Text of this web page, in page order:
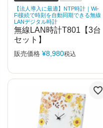
【法人導入に最適】NTP時計｜Wi-
Fi接続で時刻を自動同期できる無線
LANデジタル時計
無線LAN時計T801【3台
セット】
販売価格 ¥8,980税込